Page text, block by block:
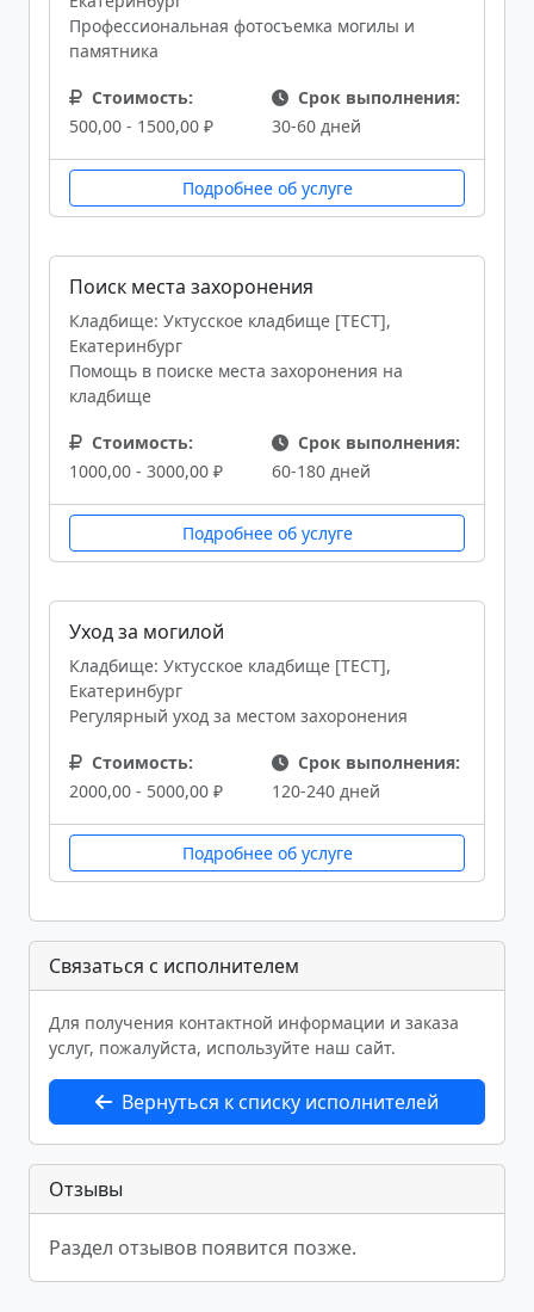
Профессиональная фотосъемка могилы и
памятника
Стоимость:
500,00 - 1500,00 ₽
Срок выполнения:
30-60 дней
Подробнее об услуге
Поиск места захоронения
Кладбище: Уктусское кладбище [ТЕСТ],
Екатеринбург
Помощь в поиске места захоронения на
кладбище
Стоимость:
1000,00 - 3000,00 ₽
Срок выполнения:
60-180 дней
Подробнее об услуге
Уход за могилой
Кладбище: Уктусское кладбище [ТЕСТ],
Екатеринбург
Регулярный уход за местом захоронения
Стоимость:
2000,00 - 5000,00 ₽
Срок выполнения:
120-240 дней
Подробнее об услуге
Связаться с исполнителем
Для получения контактной информации и заказа
услуг, пожалуйста, используйте наш сайт.
Вернуться к списку исполнителей
Отзывы
Раздел отзывов появится позже.